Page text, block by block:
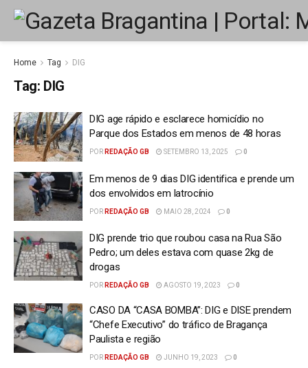
Home Tag DIG
Tag: DIG
DIG age rápido e esclarece homicídio no
Parque dos Estados em menos de 48 horas
POR REDAÇÃO GB SETEMBRO 13, 2025 0
Em menos de 9 dias DIG identifica e prende um
dos envolvidos em latrocínio
POR REDAÇÃO GB MAIO 28, 2024 0
DIG prende trio que roubou casa na Rua São
Pedro; um deles estava com quase 2kg de
drogas
POR REDAÇÃO GB AGOSTO 19, 2023 0
CASO DA “CASA BOMBA”: DIG e DISE prendem
“Chefe Executivo” do tráfico de Bragança
Paulista e região
POR REDAÇÃO GB JUNHO 19, 2023 0